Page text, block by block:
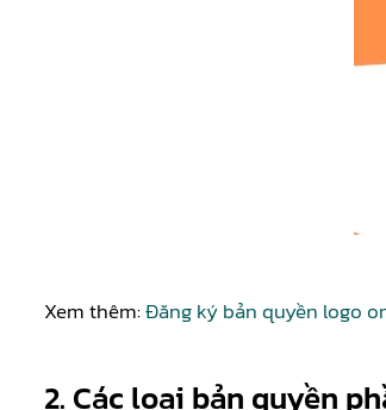
Xem thêm:Đăng ký bản quyền logo
2. Các loại bản quyền